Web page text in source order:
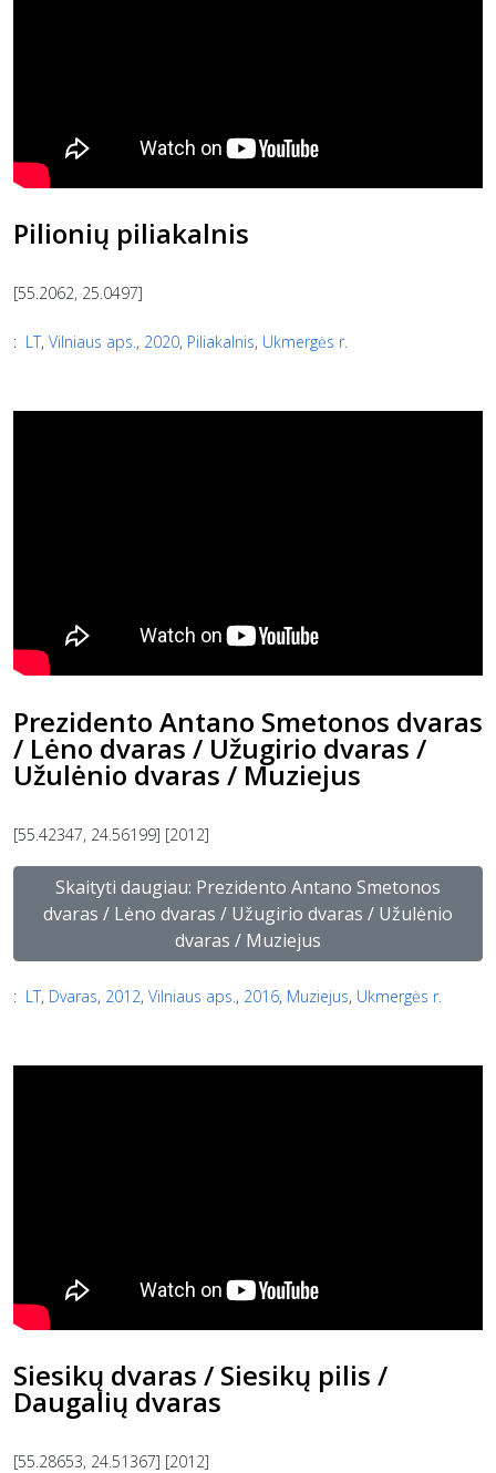
Pilionių piliakalnis
[55.2062, 25.0497]
: LT, Vilniaus aps., 2020, Piliakalnis, Ukmergės r.
Prezidento Antano Smetonos dvaras
/ Lėno dvaras / Užugirio dvaras /
Užulėnio dvaras / Muziejus
[55.42347, 24.56199] [2012]
Skaityti daugiau: Prezidento Antano Smetonos
dvaras / Lėno dvaras / Užugirio dvaras / Užulėnio
dvaras / Muziejus
: LT, Dvaras, 2012, Vilniaus aps. , 2016, Muziejus, Ukmergės r.
Siesikų dvaras / Siesikų pilis /
Daugalių dvaras
[55.28653, 24.51367] [2012]